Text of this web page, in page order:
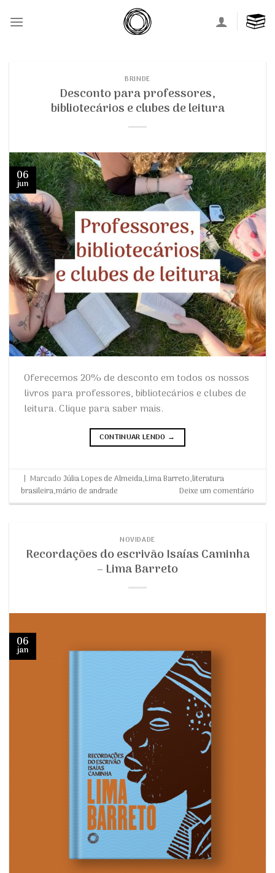
BRINDE
Desconto para professores,
bibliotecários e clubes de leitura
06
jun
Oferecemos 20% de desconto em todos os nossos
livros para professores, bibliotecários e clubes de
leitura. Clique para saber mais.
CONTINUAR LENDO →
| Marcado Júlia Lopes de Almeida,Lima Barreto,literatura
brasileira,mário de andrade Deixe um comentário
NOVIDADE
Recordações do escrivão Isaías Caminha
– Lima Barreto
06
jan